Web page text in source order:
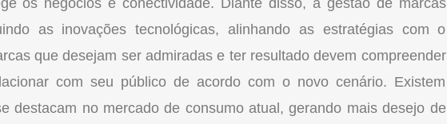
as inovações tecnológicas, alinhando as estratégias com o
que desejam ser admiradas e ter resultado devem compreender
com seu público de acordo com o novo cenário. Existem
destacam no mercado de consumo atual, gerando mais desejo de